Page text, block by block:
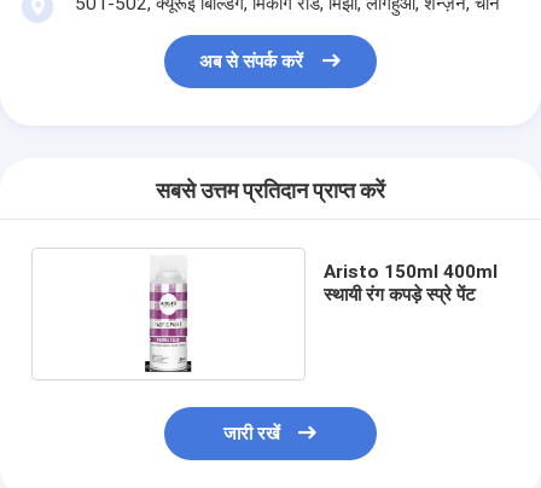
अब से संपर्क करें
सबसे उत्तम प्रतिदान प्राप्त करें
Aristo 150ml 400ml
स्थायी रंग कपड़े स्प्रे पेंट
जारी रखें